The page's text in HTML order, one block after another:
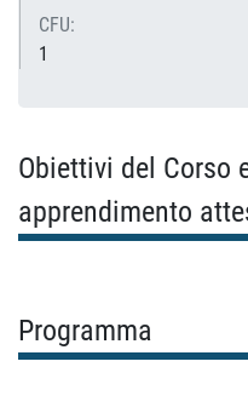
CFU:
1
Obiettivi del Corso
apprendimento
Programma